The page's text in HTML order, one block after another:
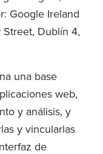
Google Ireland
Dublín 4,
una base
web,
y análisis, y
y vincularlas
de